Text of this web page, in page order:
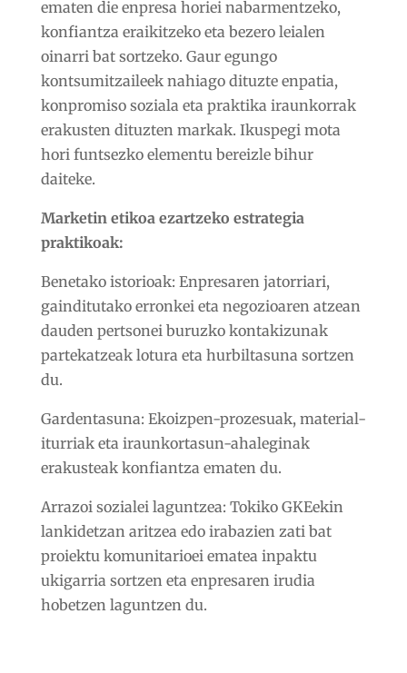
ematen die enpresa horiei nabarmentzeko,
konfiantza eraikitzeko eta bezero leialen
oinarri bat sortzeko. Gaur egungo
kontsumitzaileek nahiago dituzte enpatia,
konpromiso soziala eta praktika iraunkorrak
erakusten dituzten markak. Ikuspegi mota
hori funtsezko elementu bereizle bihur
daiteke.
Marketin etikoa ezartzeko estrategia
praktikoak:
Benetako istorioak: Enpresaren jatorriari,
gainditutako erronkei eta negozioaren atzean
dauden pertsonei buruzko kontakizunak
partekatzeak lotura eta hurbiltasuna sortzen
du.
Gardentasuna: Ekoizpen-prozesuak, material-
iturriak eta iraunkortasun-ahaleginak
erakusteak konfiantza ematen du.
Arrazoi sozialei laguntzea: Tokiko GKEekin
lankidetzan aritzea edo irabazien zati bat
proiektu komunitarioei ematea inpaktu
ukigarria sortzen eta enpresaren irudia
hobetzen laguntzen du.